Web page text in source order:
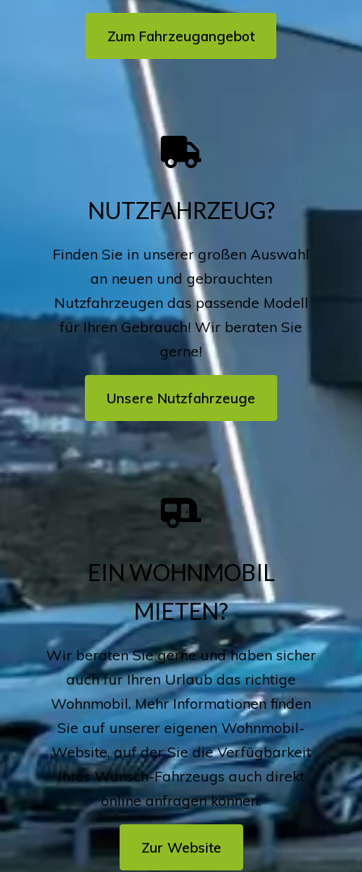
Zum Fahrzeugangebot
NUTZFAHRZEUG?
Finden Sie in unserer großen Auswahl
an neuen und gebrauchten
Nutzfahrzeugen das passende Modell
für Ihren Gebrauch! Wir beraten Sie
gerne!
Unsere Nutzfahrzeuge
EIN WOHNMOBIL
MIETEN?
Wir beraten Sie gerne und haben sicher
auch für Ihren Urlaub das richtige
Wohnmobil. Mehr Informationen finden
Sie auf unserer eigenen Wohnmobil-
Website, auf der Sie die Verfügbarkeit
Ihres Wunsch-Fahrzeugs auch direkt
online anfragen können.
Zur Website